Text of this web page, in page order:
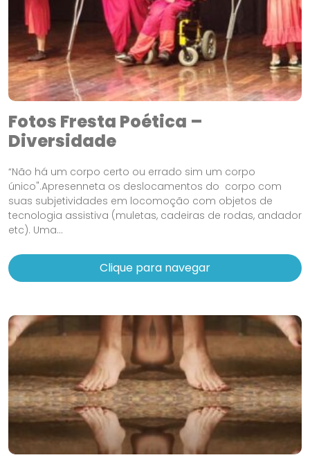
Fotos Fresta Poética –
Diversidade
“Não há um corpo certo ou errado sim um corpo
único".Apresenneta os deslocamentos do corpo com
suas subjetividades em locomoção com objetos de
tecnologia assistiva (muletas, cadeiras de rodas, andador
etc). Uma...
Clique para navegar